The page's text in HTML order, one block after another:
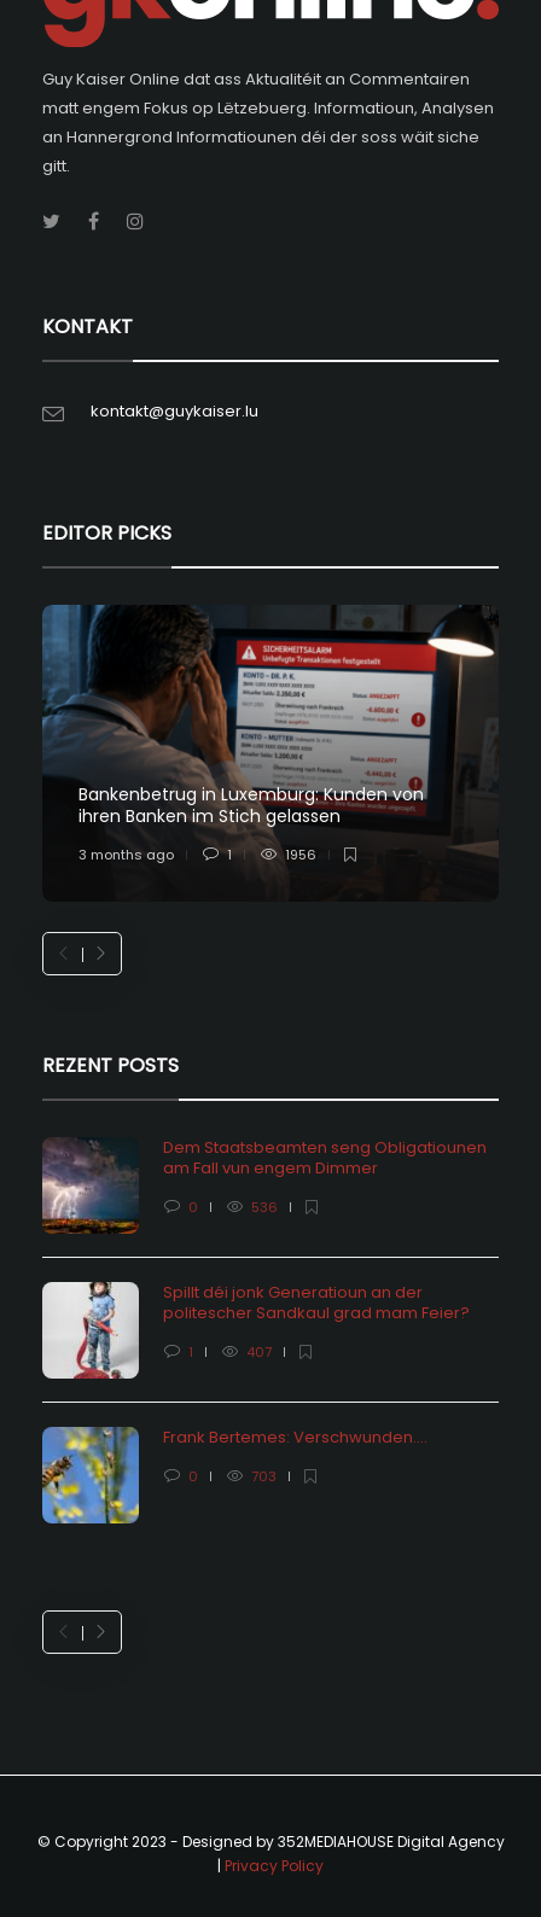
Guy Kaiser Online dat ass Aktualitéit an Commentairen
matt engem Fokus op Lëtzebuerg. Informatioun, Analysen
an Hannergrond Informatiounen déi der soss wäit siche
gitt.
KONTAKT
kontakt@guykaiser.lu
EDITOR PICKS
Bankenbetrug in Luxemburg: Kunden von
ihren Banken im Stich gelassen
3 months ago 1 1956
REZENT POSTS
Dem Staatsbeamten seng Obligatiounen
am Fall vun engem Dimmer
0 536
Spillt déi jonk Generatioun an der
politescher Sandkaul grad mam Feier?
1 407
Frank Bertemes: Verschwunden….
0 703
© Copyright 2023 - Designed by 352MEDIAHOUSE Digital Agency
| Privacy Policy